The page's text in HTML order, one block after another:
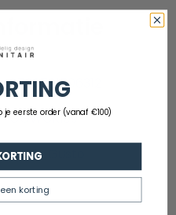
8720701506312
GGWCRI09
Guido Gusto
5 jaar
je eerste order (vanaf €100)
korting